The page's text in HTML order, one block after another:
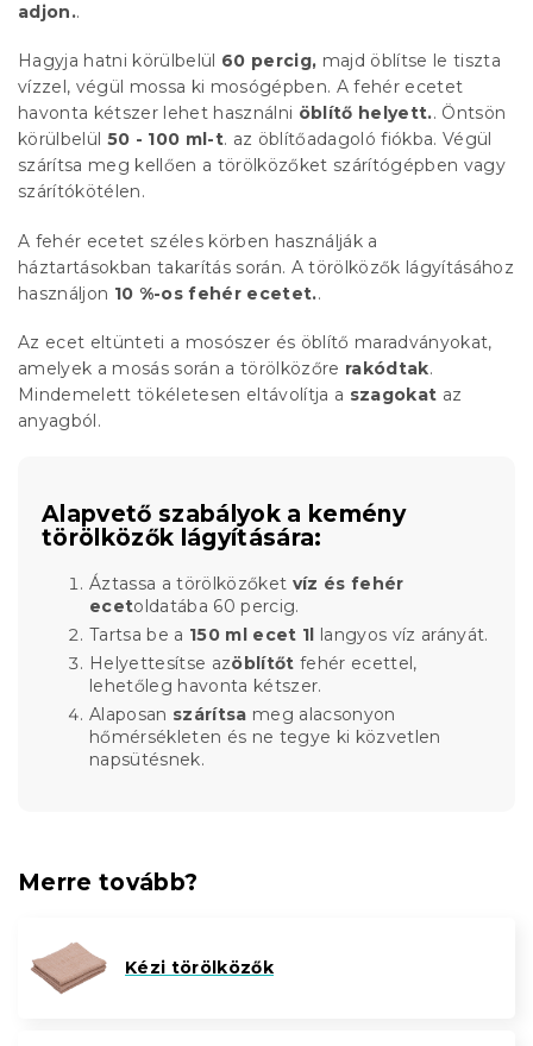
adjon..
Hagyja hatni körülbelül 60 percig, majd öblítse le tiszta
vízzel, végül mossa ki mosógépben. A fehér ecetet
havonta kétszer lehet használni öblítő helyett.. Öntsön
körülbelül 50 - 100 ml-t. az öblítőadagoló fiókba. Végül
szárítsa meg kellően a törölközőket szárítógépben vagy
szárítókötélen.
A fehér ecetet széles körben használják a
háztartásokban takarítás során. A törölközők lágyításához
használjon 10 %-os fehér ecetet..
Az ecet eltünteti a mosószer és öblítő maradványokat,
amelyek a mosás során a törölközőre rakódtak.
Mindemelett tökéletesen eltávolítja a szagokat az
anyagból.
Alapvető szabályok a kemény
törölközők lágyítására:
Áztassa a törölközőket víz és fehér
ecetoldatába 60 percig.
Tartsa be a 150 ml ecet 1l langyos víz arányát.
Helyettesítse azöblítőt fehér ecettel,
lehetőleg havonta kétszer.
Alaposan szárítsa meg alacsonyon
hőmérsékleten és ne tegye ki közvetlen
napsütésnek.
Merre tovább?
Kézi törölközők